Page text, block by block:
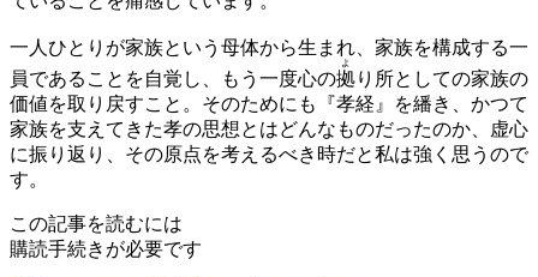
一人ひとりが家族という母体から生まれ、家族を構成する一
員であることを自覚し、もう一度心の拠
よ
り所としての家族の
価値を取り戻すこと。そのためにも『孝経』を繙き、かつて
家族を支えてきた孝の思想とはどんなものだったのか、虚心
に振り返り、その原点を考えるべき時だと私は強く思うので
す。
この記事を読むには
購読手続きが必要です